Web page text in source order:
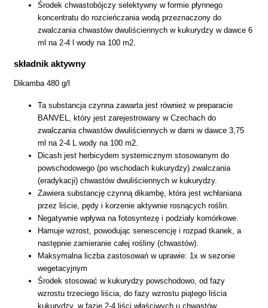
Środek chwastobójczy selektywny w formie płynnego
koncentratu do rozcieńczania wodą przeznaczony do
zwalczania chwastów dwuliściennych w kukurydzy w dawce 6
ml na 2-4 l wody na 100 m2.
składnik aktywny
Dikamba 480 g/l
Ta substancja czynna zawarta jest również w preparacie
BANVEL, który jest zarejestrowany w Czechach do
zwalczania chwastów dwuliściennych w darni w dawce 3,75
ml na 2-4 L wody na 100 m2.
Dicash jest herbicydem systemicznym stosowanym do
powschodowego (po wschodach kukurydzy) zwalczania
(eradykacji) chwastów dwuliściennych w kukurydzy.
Zawiera substancję czynną dikambę, która jest wchłaniana
przez liście, pędy i korzenie aktywnie rosnących roślin.
Negatywnie wpływa na fotosyntezę i podziały komórkowe.
Hamuje wzrost, powodując senescencję i rozpad tkanek, a
następnie zamieranie całej rośliny (chwastów).
Maksymalna liczba zastosowań w uprawie: 1x w sezonie
wegetacyjnym
Środek stosować w kukurydzy powschodowo, od fazy
wzrostu trzeciego liścia, do fazy wzrostu piątego liścia
kukurydzy, w fazie 2-4 liści właściwych u chwastów